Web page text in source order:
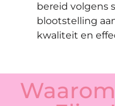
bereid volgens
blootstelling
kwaliteit en